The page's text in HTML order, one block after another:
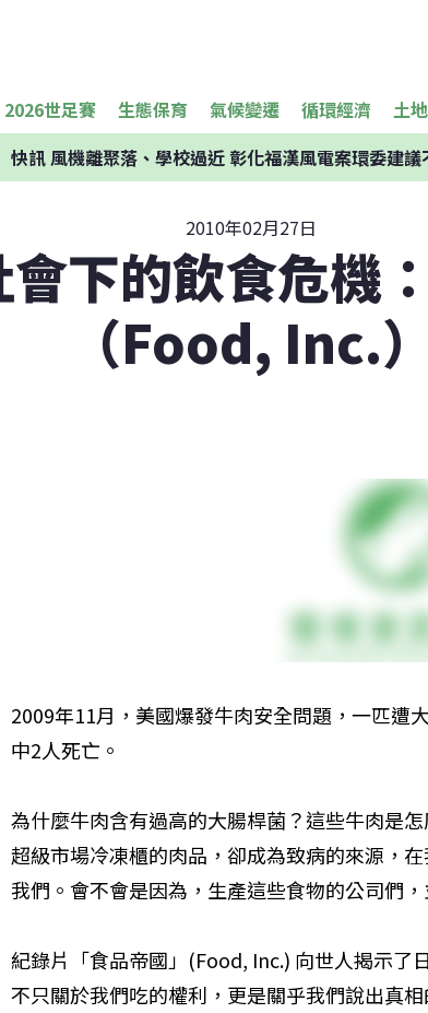
2026世足賽 生態保育 氣候變遷 循環經濟 土
快訊風機離聚落、學校過近 彰化福漢風電案環委建議
2010年02月27日
下的飲食危機
（Food, Inc.）
2009年11月，美國爆發牛肉安全問題，一匹遭
中2人死亡。
為什麼牛肉含有過高的大腸桿菌？這些牛肉是
超級市場冷凍櫃的肉品，卻成為致病的來源，
我們。會不會是因為，生產這些食物的公司們
紀錄片「食品帝國」(Food, Inc.) 向世人揭示了
不只關於我們吃的權利，更是關乎我們說出真